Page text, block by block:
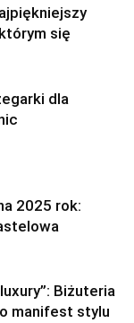
się
dla
2025 rok:
Biżuteria
manifest stylu